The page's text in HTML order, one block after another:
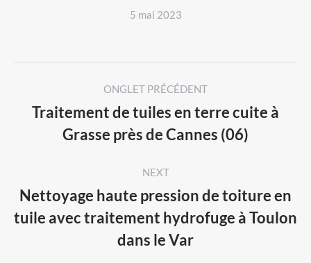
5 mai 2023
navigation
ONGLET PRÉCÉDENT
Previous
post:
Traitement de tuiles en terre cuite à
Grasse près de Cannes (06)
NEXT
Next
post:
Nettoyage haute pression de toiture en
tuile avec traitement hydrofuge à Toulon
dans le Var